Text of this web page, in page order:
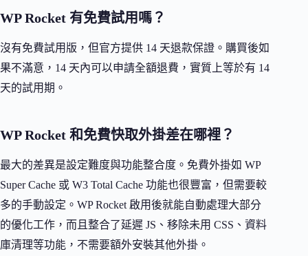
WP Rocket 有免費試用嗎？
沒有免費試用版，但官方提供 14 天退款保證。購買後如
果不滿意，14 天內可以申請全額退費，實質上等於有 14
天的試用期。
WP Rocket 和免費快取外掛差在哪裡？
最大的差異是設定難度與功能整合度。免費外掛如 WP
Super Cache 或 W3 Total Cache 功能也很豐富，但需要較
多的手動設定。WP Rocket 啟用後就能自動處理大部分
的優化工作，而且整合了延遲 JS、移除未用 CSS、資料
庫清理等功能，不需要額外安裝其他外掛。